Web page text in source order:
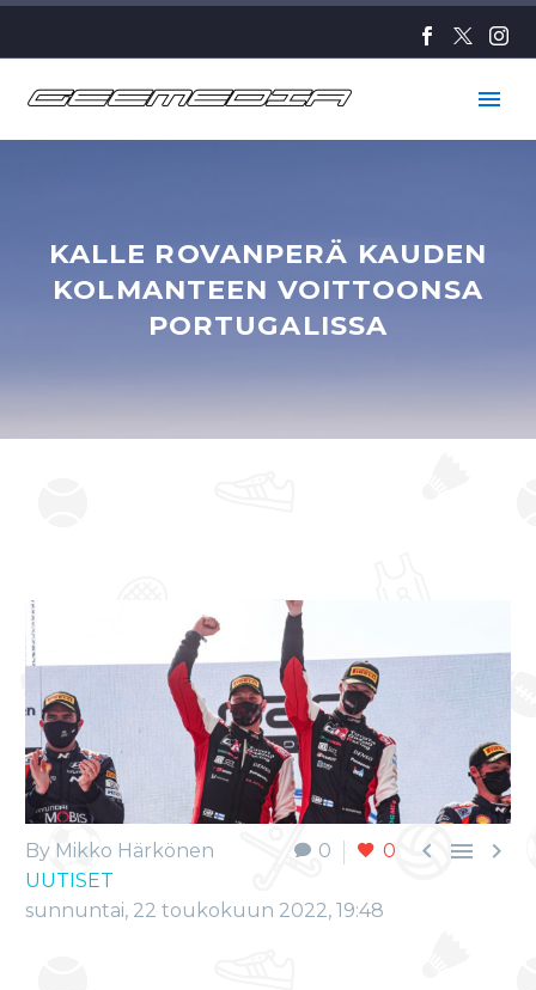
KALLE ROVANPERÄ KAUDEN
KOLMANTEEN VOITTOONSA
PORTUGALISSA
0 0   
By Mikko Härkönen
UUTISET
sunnuntai, 22 toukokuun 2022, 19:48